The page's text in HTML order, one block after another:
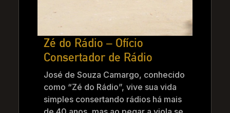
Zé do Rádio – Ofício
Consertador de Rádio
José de Souza Camargo, conhecido
como “Zé do Rádio”, vive sua vida
simples consertando rádios há mais